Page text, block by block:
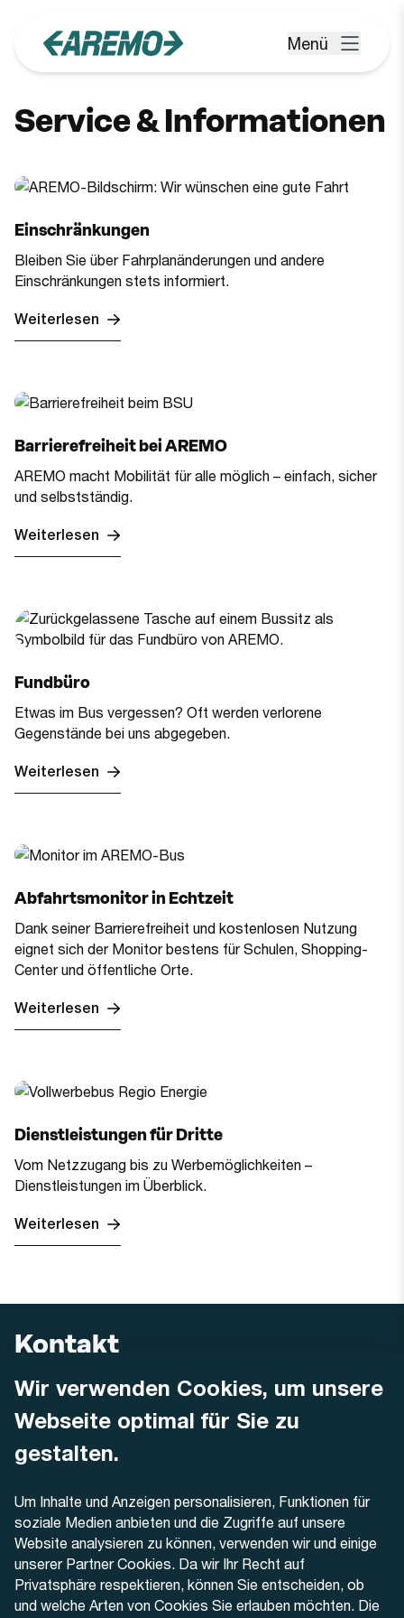
Wir verwenden Cookies, um unsere
Webseite optimal für Sie zu
gestalten.
Um Inhalte und Anzeigen personalisieren, Funktionen für
soziale Medien anbieten und die Zugriffe auf unsere
Website analysieren zu können, verwenden wir und einige
unserer Partner Cookies. Da wir Ihr Recht auf
Privatsphäre respektieren, können Sie entscheiden, ob
und welche Arten von Cookies Sie erlauben möchten. Die
Menü öffnen
Menü
Service & Informationen
Einschränkungen
Bleiben Sie über Fahrplanänderungen und andere
Einschränkungen stets informiert.
Weiterlesen
Barrierefreiheit bei AREMO
AREMO macht Mobilität für alle möglich – einfach, sicher
und selbstständig.
Weiterlesen
Fundbüro
Etwas im Bus vergessen? Oft werden verlorene
Gegenstände bei uns abgegeben.
Weiterlesen
Abfahrtsmonitor in Echtzeit
Dank seiner Barrierefreiheit und kostenlosen Nutzung
eignet sich der Monitor bestens für Schulen, Shopping-
Center und öffentliche Orte.
Weiterlesen
Dienstleistungen für Dritte
Vom Netzzugang bis zu Werbemöglichkeiten –
Dienstleistungen im Überblick.
Weiterlesen
Kontakt
AREMO
Dornacherstrasse 48
4500 Solothurn
+41 32 622 37 22
Kontaktformular